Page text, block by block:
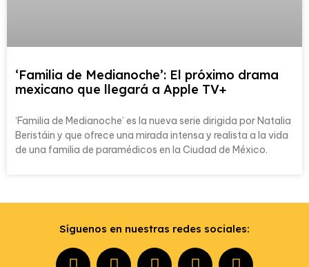
‘Familia de Medianoche’: El próximo drama
mexicano que llegará a Apple TV+
‘Familia de Medianoche’ es la nueva serie dirigida por Natalia
Beristáin y que ofrece una mirada intensa y realista a la vida
de una familia de paramédicos en la Ciudad de México.
Síguenos en nuestras redes sociales: